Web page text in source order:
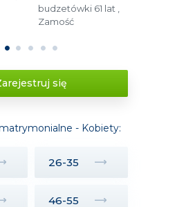
budzetówki 61 lat ,
Zamość
1 2 3 4 5
się
- Kobiety:
26-35
46-55